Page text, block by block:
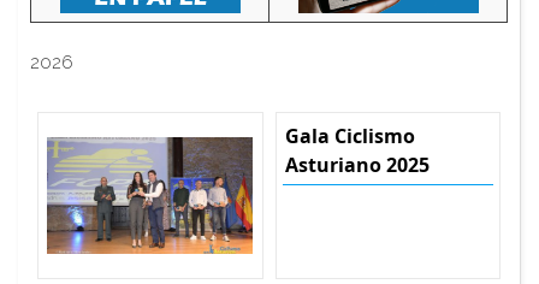
2026
Gala Ciclismo
Asturiano 2025